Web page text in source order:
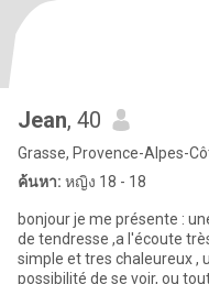
Jean, 40
Grasse, Provence-Alpes-
ค้นหา: หญิง 18 - 18
bonjour je me présente :
de tendresse ,a l'écoute
simple et tres chaleureux ,
possibilité de se voir, ou